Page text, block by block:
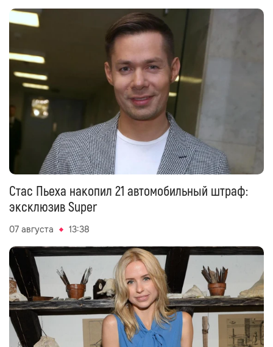
Стас Пьеха накопил 21 автомобильный штраф:
эксклюзив Super
07 августа 13:38